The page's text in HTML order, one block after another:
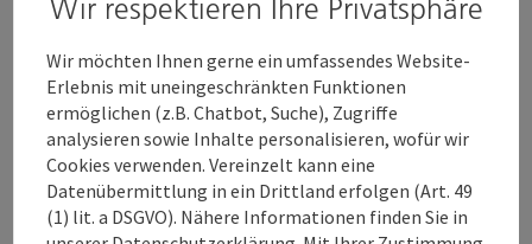
entspannten Atmosphäre. Erfahrene Friseure sorgen
um das Wohlbefinden der Kunden direkt vor Ort zu
steigern.
Im Klinikum Gleich Termin reservieren: 0043 676 364
8900
Wir respektieren Ihre Privatsphäre
Wir möchten Ihnen gerne ein umfassendes Website-
Erlebnis mit uneingeschränkten Funktionen
ermöglichen (z.B. Chatbot, Suche), Zugriffe
analysieren sowie Inhalte personalisieren, wofür wir
Cookies verwenden. Vereinzelt kann eine
Datenübermittlung in ein Drittland erfolgen (Art. 49
(1) lit. a DSGVO). Nähere Informationen finden Sie in